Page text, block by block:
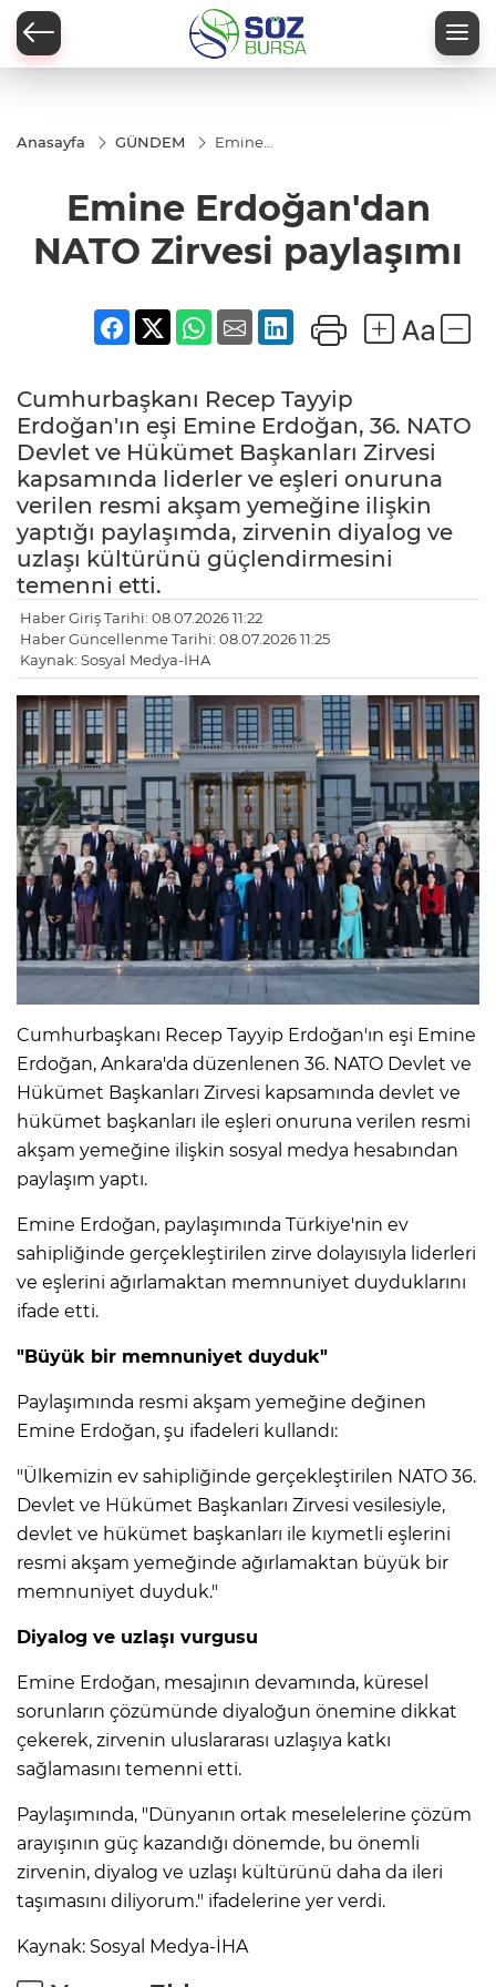
Anasayfa GÜNDEM
Emine
paylaşımı
Emine Erdoğan'dan
NATO Zirvesi paylaşımı
Cumhurbaşkanı Recep Tayyip
Erdoğan'ın eşi Emine Erdoğan, 36. NATO
Devlet ve Hükümet Başkanları Zirvesi
kapsamında liderler ve eşleri onuruna
verilen resmi akşam yemeğine ilişkin
yaptığı paylaşımda, zirvenin diyalog ve
uzlaşı kültürünü güçlendirmesini
temenni etti.
Haber Giriş Tarihi: 08.07.2026 11:22
Haber Güncellenme Tarihi: 08.07.2026 11:25
Kaynak: Sosyal Medya-İHA
Cumhurbaşkanı Recep Tayyip Erdoğan'ın eşi Emine
Erdoğan, Ankara'da düzenlenen 36. NATO Devlet ve
Hükümet Başkanları Zirvesi kapsamında devlet ve
hükümet başkanları ile eşleri onuruna verilen resmi
akşam yemeğine ilişkin sosyal medya hesabından
paylaşım yaptı.
Emine Erdoğan, paylaşımında Türkiye'nin ev
sahipliğinde gerçekleştirilen zirve dolayısıyla liderleri
ve eşlerini ağırlamaktan memnuniyet duyduklarını
ifade etti.
"Büyük bir memnuniyet duyduk"
Paylaşımında resmi akşam yemeğine değinen
Emine Erdoğan, şu ifadeleri kullandı:
"Ülkemizin ev sahipliğinde gerçekleştirilen NATO 36.
Devlet ve Hükümet Başkanları Zirvesi vesilesiyle,
devlet ve hükümet başkanları ile kıymetli eşlerini
resmi akşam yemeğinde ağırlamaktan büyük bir
memnuniyet duyduk."
Diyalog ve uzlaşı vurgusu
Emine Erdoğan, mesajının devamında, küresel
sorunların çözümünde diyaloğun önemine dikkat
çekerek, zirvenin uluslararası uzlaşıya katkı
sağlamasını temenni etti.
Paylaşımında, "Dünyanın ortak meselelerine çözüm
arayışının güç kazandığı dönemde, bu önemli
zirvenin, diyalog ve uzlaşı kültürünü daha da ileri
taşımasını diliyorum." ifadelerine yer verdi.
Kaynak: Sosyal Medya-İHA